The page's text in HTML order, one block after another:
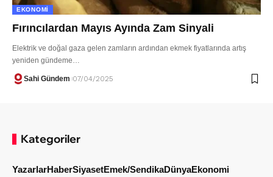
EKONOMI
Fırıncılardan Mayıs Ayında Zam Sinyali
Elektrik ve doğal gaza gelen zamların ardından ekmek fiyatlarında artış
yeniden gündeme…
Sahi Gündem 07/04/2025
Kategoriler
YazarlarHaberSiyasetEmek/SendikaDünyaEkonomi